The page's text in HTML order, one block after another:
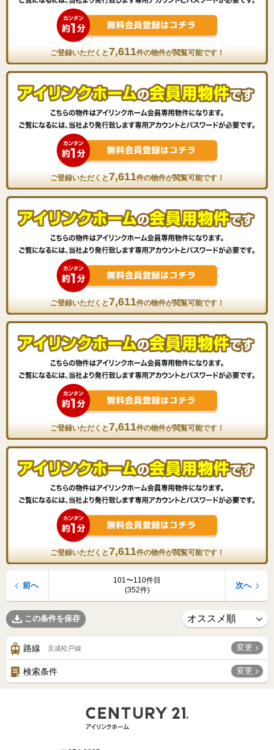
ご登録いただくと7,611件の物件が閲覧可能です！
ご登録いただくと7,611件の物件が閲覧可能です！
ご登録いただくと7,611件の物件が閲覧可能です！
ご登録いただくと7,611件の物件が閲覧可能です！
ご登録いただくと7,611件の物件が閲覧可能です！
101〜110件目
(352件)
前へ 次へ
この条件を保存
路線 京成松戸線 変更
検索条件 変更